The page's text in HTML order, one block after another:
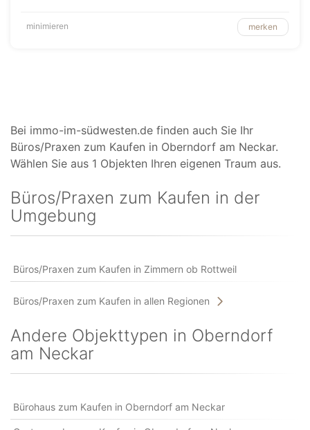
minimieren merken
Bei immo-im-südwesten.de finden auch Sie Ihr
Büros/Praxen zum Kaufen in Oberndorf am Neckar.
Wählen Sie aus 1 Objekten Ihren eigenen Traum aus.
Büros/Praxen zum Kaufen in der
Umgebung
Büros/Praxen zum Kaufen in Zimmern ob Rottweil
Büros/Praxen zum Kaufen in allen Regionen
Andere Objekttypen in Oberndorf
am Neckar
Bürohaus zum Kaufen in Oberndorf am Neckar